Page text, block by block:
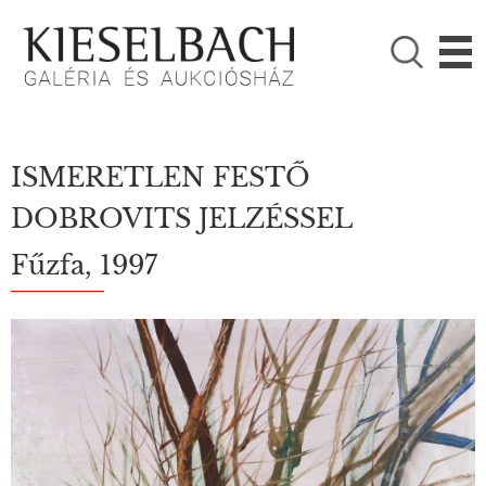

KÉRJÜK VÁLASSZON!
Festmények
ISMERETLEN FESTŐ
DOBROVITS JELZÉSSEL
Fűzfa, 1997